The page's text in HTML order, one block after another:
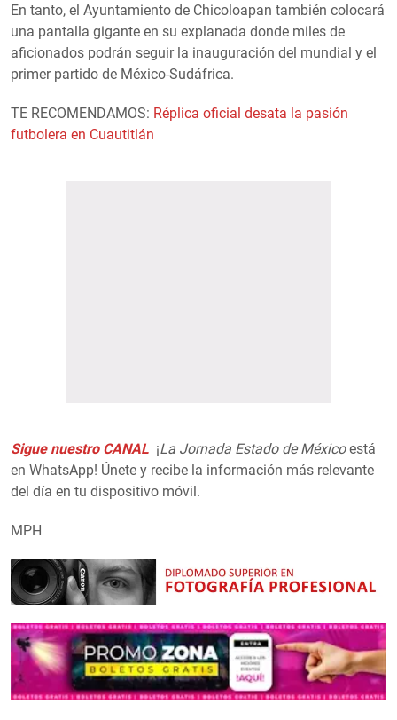
En tanto, el Ayuntamiento de Chicoloapan también colocará
una pantalla gigante en su explanada donde miles de
aficionados podrán seguir la inauguración del mundial y el
primer partido de México-Sudáfrica.
TE RECOMENDAMOS: Réplica oficial desata la pasión
futbolera en Cuautitlán
Sigue nuestro CANAL ¡La Jornada Estado de Méxicoestá
en WhatsApp! Únete y recibe la información más relevante
del día en tu dispositivo móvil.
MPH